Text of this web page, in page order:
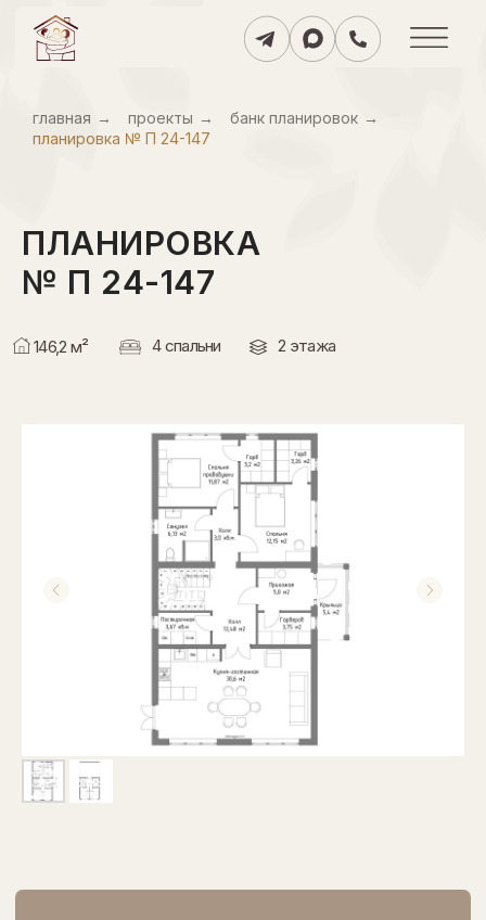
главнаяㅤ → проектыㅤ → банк планировокㅤ →
планировка № П 24-147
ПЛАНИРОВКА
№ П 24-147
146,2 м² 4 спальни 2 этажа
Напишите в мессенджер, чтобы
получить подробную презентацию
планировки с размерами
ПРЕЗЕНТАЦИЯ
ПЛАНИРОВКИ